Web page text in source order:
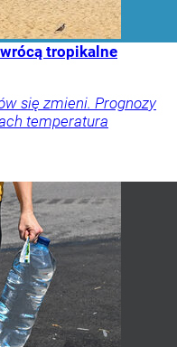
tropikalne
się zmieni. Prognozy
temperatura